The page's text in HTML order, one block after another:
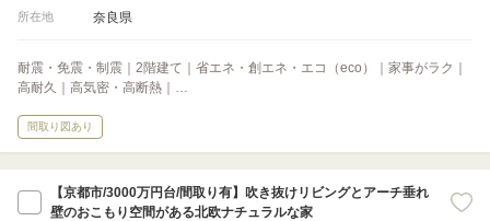
所在地 奈良県
耐震・免震・制震｜2階建て｜省エネ・創エネ・エコ（eco）｜家事がラク｜
高耐久｜高気密・高断熱｜…
間取り図あり
【京都市/3000万円台/間取り有】吹き抜けリビングとアーチ垂れ
壁のおこもり空間がある北欧ナチュラルな家